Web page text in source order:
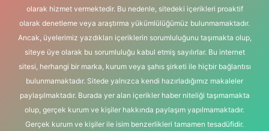
olarak hizmet vermektedir. Bu nedenle, sitedeki içerikleri proaktif
olarak denetleme veya araştırma yükümlülüğümüz bulunmamaktadır.
Ancak, üyelerimiz yazdıkları içeriklerin sorumluluğunu taşımakta olup,
siteye üye olarak bu sorumluluğu kabul etmiş sayılırlar. Bu internet
sitesi, herhangi bir marka, kurum veya şahıs şirketi ile hiçbir bağlantısı
bulunmamaktadır. Sitede yalnızca kendi hazırladığımız makaleler
paylaşılmaktadır. Burada yer alan içerikler haber niteliği taşımamakta
olup, gerçek kurum ve kişiler hakkında paylaşım yapılmamaktadır.
Gerçek kurum ve kişiler ile isim benzerlikleri tamamen tesadüfidir.